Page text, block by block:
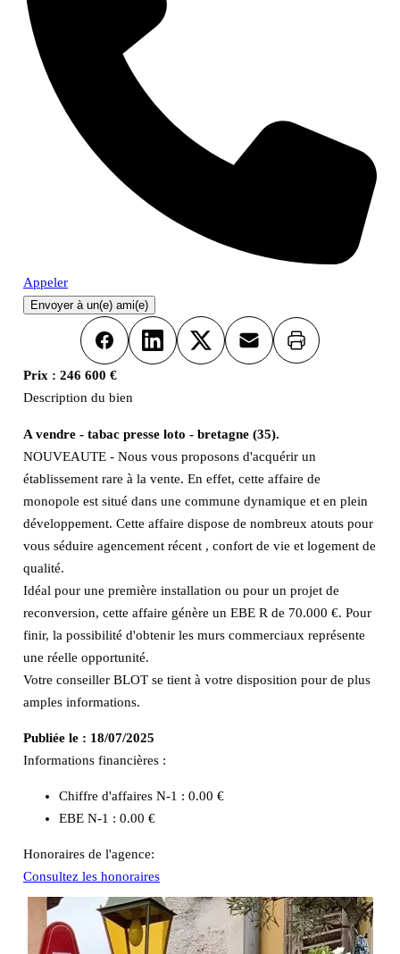
Appeler
Envoyer à un(e) ami(e)
FacebookLinkedInX Email Imprimer
Prix : 246 600 €
Description du bien
A vendre - tabac presse loto - bretagne (35).
NOUVEAUTE - Nous vous proposons d'acquérir un
établissement rare à la vente. En effet, cette affaire de
monopole est situé dans une commune dynamique et en plein
développement. Cette affaire dispose de nombreux atouts pour
vous séduire agencement récent , confort de vie et logement de
qualité.
Idéal pour une première installation ou pour un projet de
reconversion, cette affaire génère un EBE R de 70.000 €. Pour
finir, la possibilité d'obtenir les murs commerciaux représente
une réelle opportunité.
Votre conseiller BLOT se tient à votre disposition pour de plus
amples informations.
Publiée le : 18/07/2025
Informations financières :
Chiffre d'affaires N-1 : 0.00 €
EBE N-1 : 0.00 €
Honoraires de l'agence:
Consultez les honoraires